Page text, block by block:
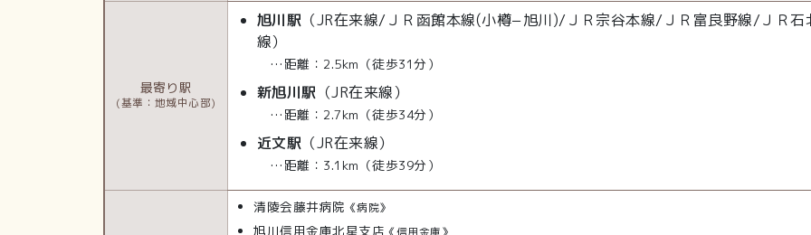
最寄り駅
(基準：地域中心部)
旭川駅 （JR在来線/ＪＲ函館本線(小樽−旭川)/ＪＲ宗谷本線/ＪＲ富良野線/ＪＲ石
線）
…距離：2.5km（徒歩31分）
新旭川駅 （JR在来線）
…距離：2.7km（徒歩34分）
近文駅 （JR在来線）
…距離：3.1km（徒歩39分）
清陵会藤井病院 《病院》
旭川信用金庫北星支店 《信用金庫》